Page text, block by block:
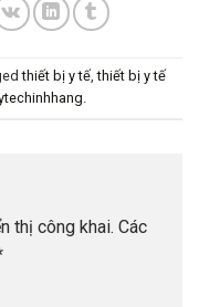
thiết bị y tế ,thiết bị y tế
thị công khai. Các